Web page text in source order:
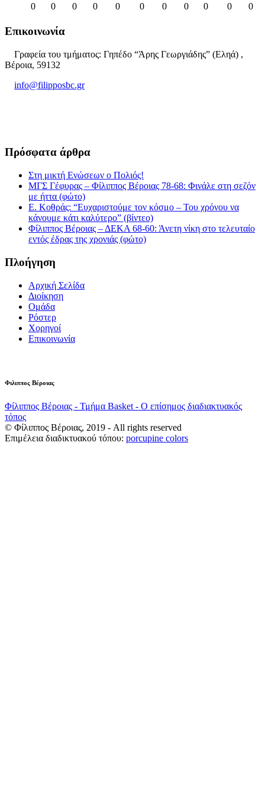
0
0 0 0 0 0 0 0 0 0 0
Επικοινωνία
Γραφεία του τμήματος: Γηπέδο “Άρης Γεωργιάδης” (Εληά) ,
Βέροια, 59132
info@filipposbc.gr
Πρόσφατα άρθρα
Στη μικτή Ενώσεων ο Πολιός!
ΜΓΣ Γέφυρας – Φίλιππος Βέροιας 78-68: Φινάλε στη σεζόν
με ήττα (φώτο)
Ε. Κοθράς: “Ευχαριστούμε τον κόσμο – Του χρόνου να
κάνουμε κάτι καλύτερο” (βίντεο)
Φίλιππος Βέροιας – ΔΕΚΑ 68-60: Άνετη νίκη στο τελευταίο
εντός έδρας της χρονιάς (φώτο)
Πλοήγηση
Αρχική Σελίδα
Διοίκηση
Ομάδα
Ρόστερ
Χορηγοί
Επικοινωνία
Φιλιππος Βέροιας
Φίλιππος Βέροιας - Τμήμα Basket - Ο επίσημος διαδιακτυακός
τόπος
© Φίλιππος Βέροιας, 2019 - All rights reserved
Επιμέλεια διαδικτυακού τόπου: porcupine colors